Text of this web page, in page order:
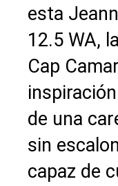
esta
12.5 WA,
Cap
de una
sin
capaz de